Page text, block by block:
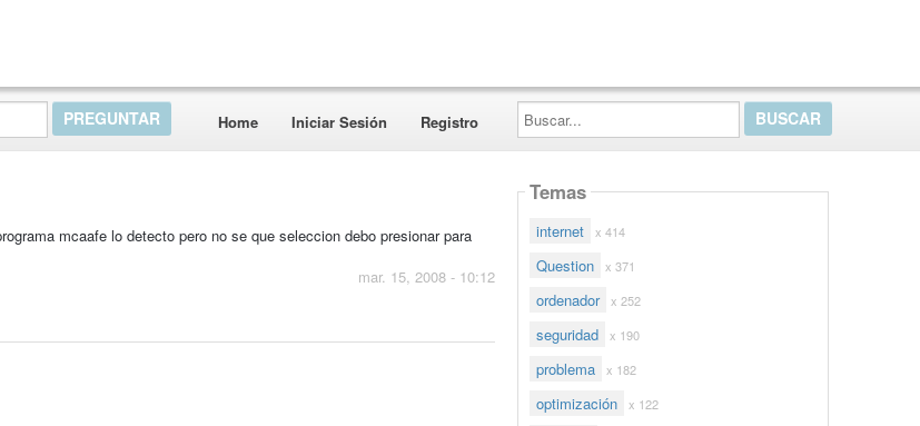
Home Iniciar Sesión Registro
Buscar...
mcaafe lo detecto pero no se que seleccion debo presionar para
mar. 15, 2008 - 10:12
Temas
internet x 414
Question x 371
ordenador x 252
seguridad x 190
problema x 182
optimización x 122